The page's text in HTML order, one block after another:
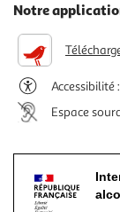
Notre
Accessibilité
Espace